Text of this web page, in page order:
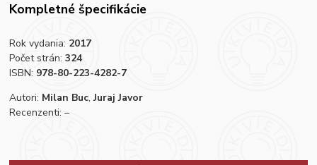
Kompletné špecifikácie
Rok vydania: 2017
Počet strán:324
ISBN: 978-80-223-4282-7
Autori: Milan Buc, Juraj Javor
Recenzenti: –